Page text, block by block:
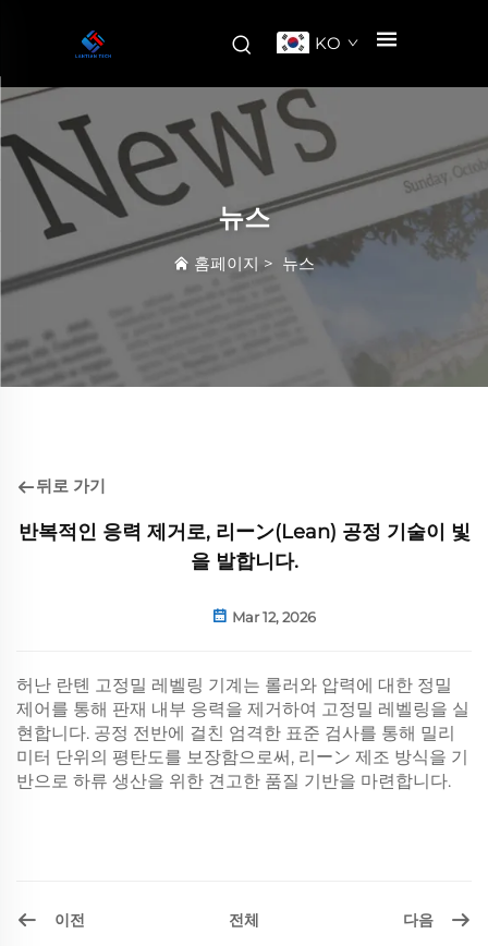
KO
뉴스
홈페이지 > 뉴스
뒤로 가기
반복적인 응력 제거로, 리ーン(Lean) 공정 기술이 빛
을 발합니다.
Mar 12, 2026
허난 란톈 고정밀 레벨링 기계는 롤러와 압력에 대한 정밀
제어를 통해 판재 내부 응력을 제거하여 고정밀 레벨링을 실
현합니다. 공정 전반에 걸친 엄격한 표준 검사를 통해 밀리
미터 단위의 평탄도를 보장함으로써, 리ーン 제조 방식을 기
반으로 하류 생산을 위한 견고한 품질 기반을 마련합니다.
이전 전체 다음